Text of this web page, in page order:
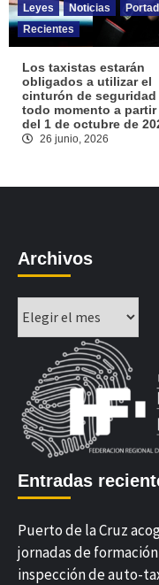
Leyes Noticias
Recientes
Los taxistas estarán
obligados a utilizar el
cinturón de seguridad
todo momento a partir
del 1 de octubre de
26 junio, 2026
Archivos
Entradas
Puerto de la Cruz
jornadas de
inspección de auto-